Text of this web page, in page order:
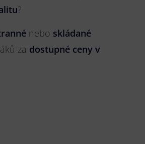
?
nebo skládané
za dostupné ceny v